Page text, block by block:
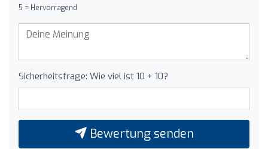
5 = Hervorragend
Sicherheitsfrage: Wie viel ist 10 + 10?
Bewertung senden